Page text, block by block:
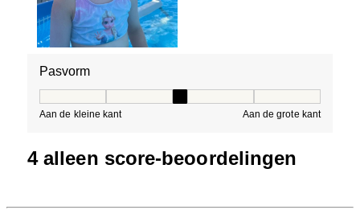
Pasvorm
Aan de kleine kant Aan de grote kant
4 alleen score-beoordelingen